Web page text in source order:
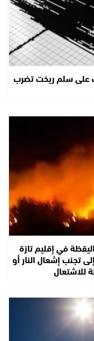
قوتها 4.4 درجات على سلم ريخت تضرب
في إقليم تازة
تجنب إشعال النار أو
للاشتعال